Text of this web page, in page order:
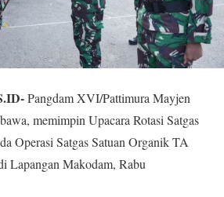
Pangdam XVI/Pattimura Mayjen
memimpin Upacara Rotasi Satgas
Satgas Satuan Organik TA
Lapangan Makodam, Rabu